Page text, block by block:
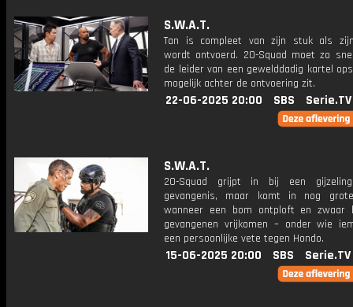
S.W.A.T.
Tan is compleet van zijn stuk als
wordt ontvoerd. 20-Squad moet zo
de leider van een gewelddadig kartel
mogelijk achter de ontvoering zit.
22-06-2025 20:00 SBS Serie.TV
S.W.A.T.
20-Squad grijpt in bij een
gevangenis, maar komt in nog
wanneer een bom ontploft en zwaar
gevangenen vrijkomen – onder wie
een persoonlijke vete tegen Hondo.
15-06-2025 20:00 SBS Serie.TV